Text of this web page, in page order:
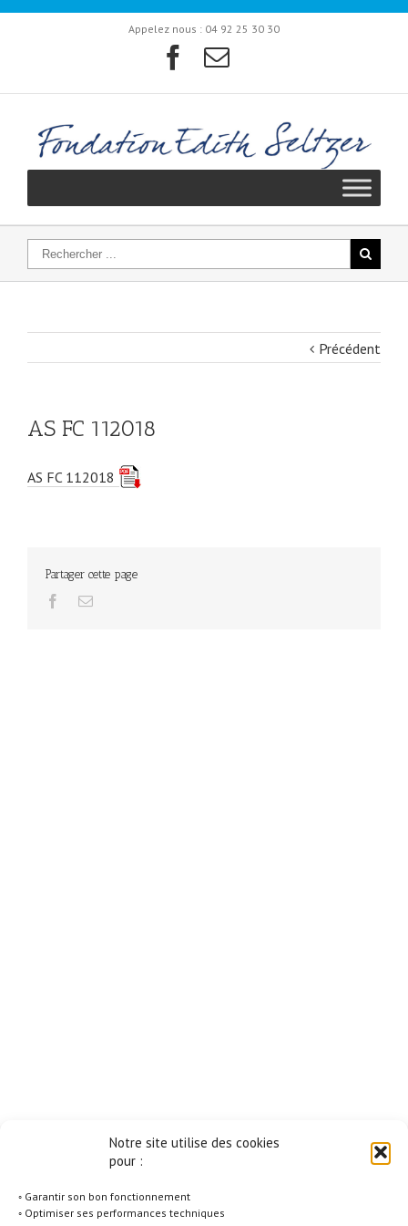
Notre site utilise des cookies
pour :
◦ Garantir son bon fonctionnement
◦ Optimiser ses performances techniques
Appelez nous : 04 92 25 30 30
Précédent
AS FC 112018
AS FC 112018
Partager cette page